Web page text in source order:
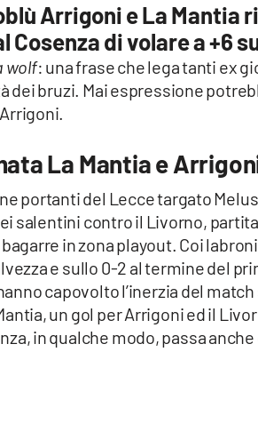
Arrigoni e La Mantia
Cosenza di volare a +6
wolf: una frase che lega tanti ex
dei bruzi. Mai espressione
La Mantia e
portanti del Lecce targato
salentini contro il Livorno,
in zona playout. Coi
e sullo 0-2 al termine del
capovolto l’inerzia del
un gol per Arrigoni ed il
in qualche modo, passa